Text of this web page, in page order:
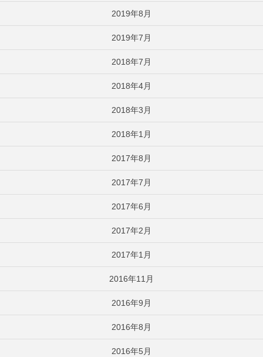
2019年8月
2019年7月
2018年7月
2018年4月
2018年3月
2018年1月
2017年8月
2017年7月
2017年6月
2017年2月
2017年1月
2016年11月
2016年9月
2016年8月
2016年5月